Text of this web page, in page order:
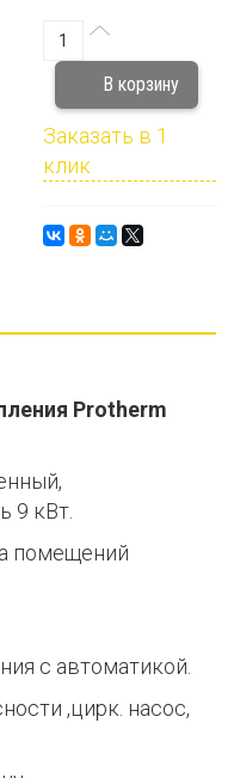
Заказать в 1
клик
Protherm
9 кВт.
помещений
с автоматикой.
,цирк. насос,